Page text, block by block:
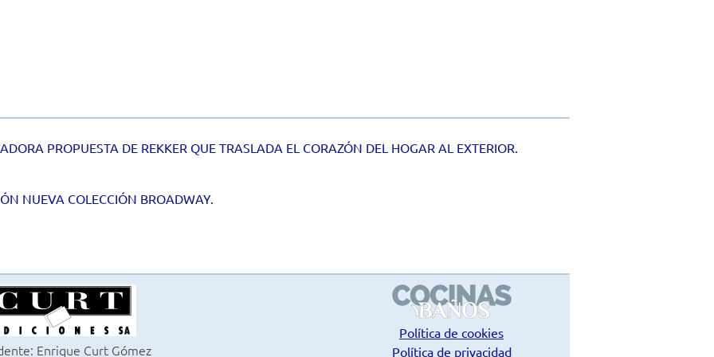
PROPUESTA DE REKKER QUE TRASLADA EL CORAZÓN DEL HOGAR AL EXTERIOR.
NUEVA COLECCIÓN BROADWAY.
Enrique Curt Gómez
Política de cookies
Política de privacidad